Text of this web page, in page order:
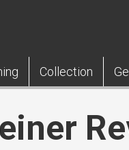
Collection